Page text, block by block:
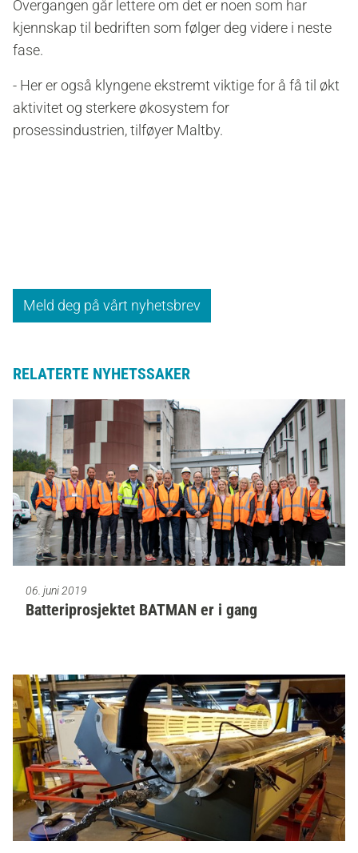
Overgangen går lettere om det er noen som har
kjennskap til bedriften som følger deg videre i neste
fase.
- Her er også klyngene ekstremt viktige for å få til økt
aktivitet og sterkere økosystem for
prosessindustrien, tilføyer Maltby.
Meld deg på vårt nyhetsbrev
RELATERTE NYHETSSAKER
06. juni 2019
Batteriprosjektet BATMAN er i gang